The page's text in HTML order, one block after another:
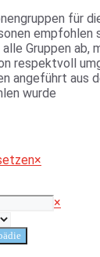
für
empfohlen
Gruppen ab,
respektvoll
angeführt aus
wurde
×
×